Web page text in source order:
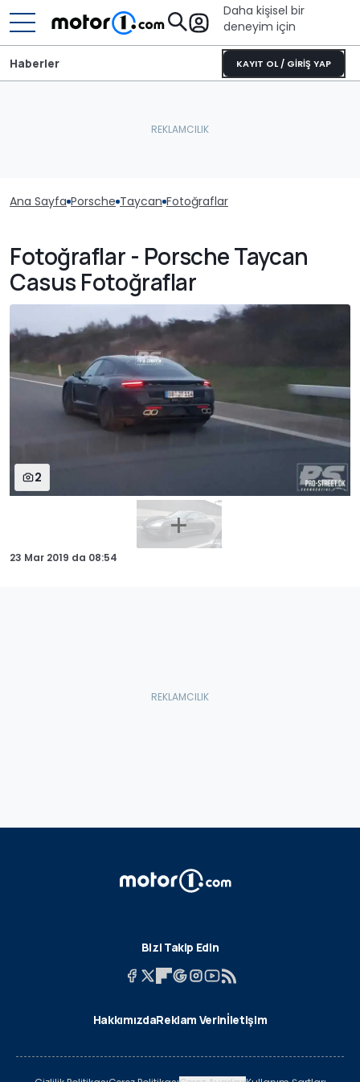
Daha kişisel bir
deneyim için
KAYIT OL / GİRİŞ YAP
Haberler
Ana Sayfa Porsche Taycan Fotoğraflar
Fotoğraflar - Porsche Taycan
Casus Fotoğraflar
2
23 Mar 2019 da 08:54
Bizi Takip Edin
HakkımızdaReklam Verinİletişim